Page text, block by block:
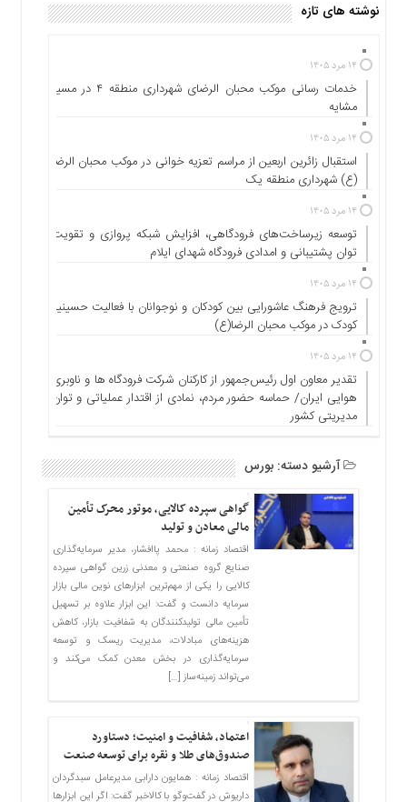
نوشته های تازه
۱۴ مرد ۱۴۰۵
خدمات رسانی موکب محبان الرضای شهرداری منطقه ۴ در مسیر
مشایه
۱۴ مرد ۱۴۰۵
استقبال زائرین اربعین از مراسم تعزیه خوانی در موکب محبان الرضا
(ع) شهرداری منطقه یک
۱۴ مرد ۱۴۰۵
توسعه زیرساخت‌های فرودگاهی، افزایش شبکه پروازی و تقویت
توان پشتیبانی و امدادی فرودگاه شهدای ایلام
۱۴ مرد ۱۴۰۵
ترویج فرهنگ عاشورایی بین کودکان و نوجوانان با فعالیت حسینیه
کودک در موکب محبان الرضا(ع)
۱۴ مرد ۱۴۰۵
تقدیر معاون اول رئیس‌جمهور از کارکنان شرکت فرودگاه ها و ناوبری
هوایی ایران/ حماسه حضور مردم، نمادی از اقتدار عملیاتی و توان
مدیریتی کشور
آرشیو دسته:بورس
گواهی سپرده کالایی، موتور محرک تأمین
مالی معادن و تولید
اقتصاد زمانه : محمد پاافشار، مدیر سرمایه‌گذاری
صنایع گروه صنعتی و معدنی زرین گواهی سپرده
کالایی را یکی از مهم‌ترین ابزارهای نوین مالی بازار
سرمایه دانست و گفت: این ابزار علاوه بر تسهیل
تأمین مالی تولیدکنندگان به شفافیت بازار، کاهش
هزینه‌های مبادلات، مدیریت ریسک و توسعه
سرمایه‌گذاری در بخش معدن کمک می‌کند و
می‌تواند زمینه‌ساز […]
اعتماد، شفافیت و امنیت؛ دستاورد
صندوق‌های طلا و نقره برای توسعه صنعت
اقتصاد زمانه : همایون دارابی مدیرعامل سبدگردان
داریوش در گفت‌وگو با کالاخبر گفت: اگر این ابزارها